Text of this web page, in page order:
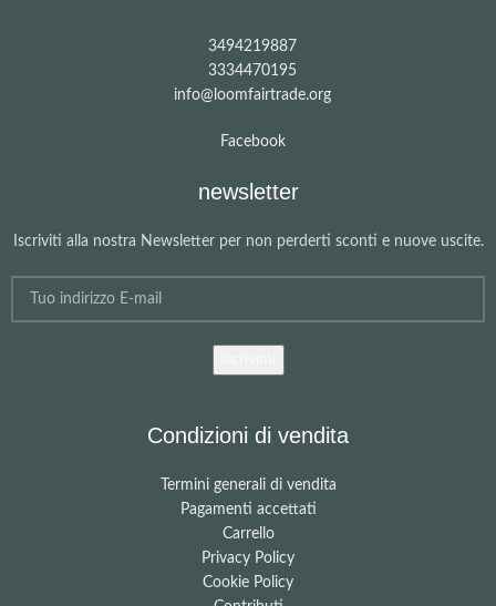
3494219887
3334470195
info@loomfairtrade.org
Facebook
newsletter
Iscriviti alla nostra Newsletter per non perderti sconti e nuove uscite.
Condizioni di vendita
Termini generali di vendita
Pagamenti accettati
Carrello
Privacy Policy
Cookie Policy